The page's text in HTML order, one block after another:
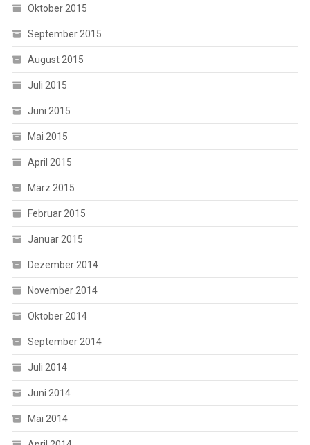
Oktober 2015
September 2015
August 2015
Juli 2015
Juni 2015
Mai 2015
April 2015
März 2015
Februar 2015
Januar 2015
Dezember 2014
November 2014
Oktober 2014
September 2014
Juli 2014
Juni 2014
Mai 2014